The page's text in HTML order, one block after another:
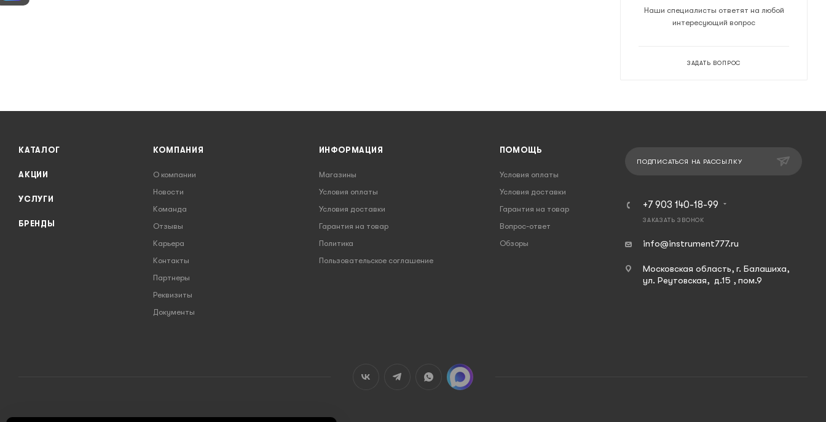
Наши специалисты ответят на любой
интересующий вопрос
ЗАДАТЬ ВОПРОС
КАТАЛОГ
АКЦИИ
УСЛУГИ
БРЕНДЫ
КОМПАНИЯ
О компании
Новости
Команда
Отзывы
Карьера
Контакты
Партнеры
Реквизиты
Документы
ИНФОРМАЦИЯ
Магазины
Условия оплаты
Условия доставки
Гарантия на товар
Политика
Пользовательское соглашение
ПОМОЩЬ
Условия оплаты
Условия доставки
Гарантия на товар
Вопрос-ответ
Обзоры
ПОДПИСАТЬСЯ НА РАССЫЛКУ
+7 903 140-18-99
ЗАКАЗАТЬ ЗВОНОК
info@instrument777.ru
Московская область, г. Балашиха,
ул. Реутовская, д.15 , пом.9